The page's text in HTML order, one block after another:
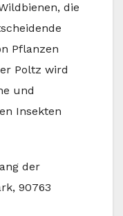
die
Pflanzen
Poltz wird
und
Insekten
der
90763